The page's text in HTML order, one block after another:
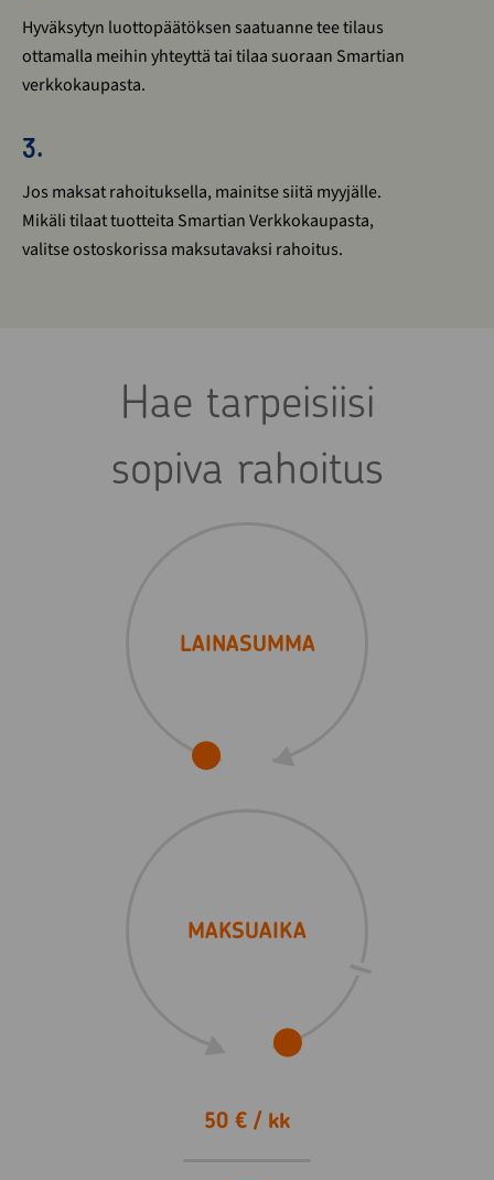
Hyväksytyn luottopäätöksen saatuanne tee tilaus
ottamalla meihin yhteyttä tai tilaa suoraan Smartian
verkkokaupasta.
3.
Jos maksat rahoituksella, mainitse siitä myyjälle.
Mikäli tilaat tuotteita Smartian Verkkokaupasta,
valitse ostoskorissa maksutavaksi rahoitus.